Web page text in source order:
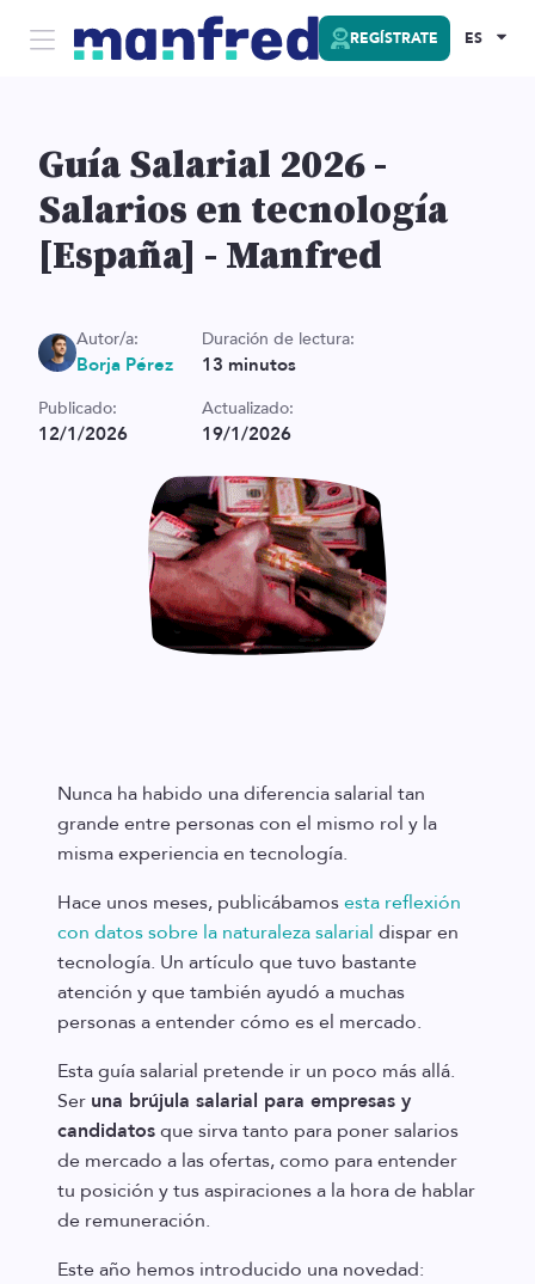
REGÍSTRATE ES
Guía Salarial 2026 -
Salarios en tecnología
[España] - Manfred
Autor/a:
Borja Pérez
Publicado:
12/1/2026
Actualizado:
19/1/2026
Duración de lectura:
13 minutos
Nunca ha habido una diferencia salarial tan
grande entre personas con el mismo rol y la
misma experiencia en tecnología.
Hace unos meses, publicábamosesta reflexión
con datos sobre la naturaleza salarial dispar en
tecnología. Un artículo que tuvo bastante
atención y que también ayudó a muchas
personas a entender cómo es el mercado.
Esta guía salarial pretende ir un poco más allá.
Ser una brújula salarial para empresas y
candidatosque sirva tanto para poner salarios
de mercado a las ofertas, como para entender
tu posición y tus aspiraciones a la hora de hablar
de remuneración.
Este año hemos introducido una novedad: